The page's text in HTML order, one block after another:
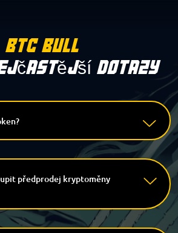
BTC Bull
Dotazy
předprodej kryptoměny